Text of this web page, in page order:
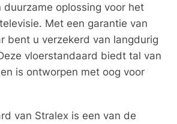
duurzame oplossing voor het
Met een garantie van
bent u verzekerd van langdurig
vloerstandaard biedt tal van
is ontworpen met oog voor
van Stralex is een van de